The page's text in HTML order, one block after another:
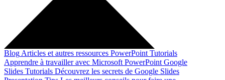
Blog Articles et autres ressources PowerPoint Tutorials
Apprendre à travailler avec Microsoft PowerPoint Google
Slides Tutorials Découvrez les secrets de Google Slides